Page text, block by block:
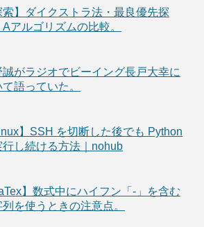
索】ダイクストラ法・最良優先探
アルゴリズムの比較。
誠がラジオでビーイング長戸大幸に
語っていた。
】SSH を切断した後でも Python
行し続ける方法｜nohub
】数式中にハイフン「-」を含む
を使うときの注意点。